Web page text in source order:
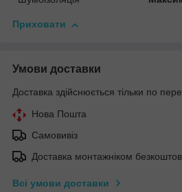
Приховати
Умови доставки
Доставка здійснюється тільки по
Нова Пошта
Самовивіз
Доставка монтажніком
Всі умови доставки